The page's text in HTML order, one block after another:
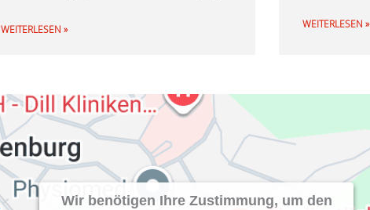
WEITERLESEN » WEITERLESEN »
Wir benötigen Ihre Zustimmung, um den